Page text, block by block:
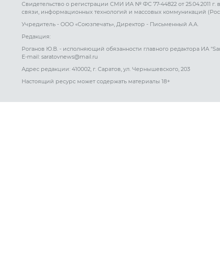
Свидетельство о регистрации СМИ ИА № ФС 77-44822 от 25.04.2011
связи, информационных технологий и массовых коммуникаций
Учредитель - ООО «Союзпечать», Директор - Письменный А.А.
Редакция:
Роганов Ю.В. - исполняющий обязанности главного редактора ИА
E-mail: saratovnews@mail.ru
Адрес редакции: 410002, г. Саратов, ул. Чернышевского, 203
Настоящий ресурс может содержать материалы 18+